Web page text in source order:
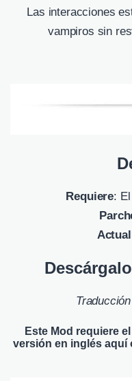
Las interacciones
vampiros sin
Requiere:
Este Mod requiere el
versión en inglés aquí